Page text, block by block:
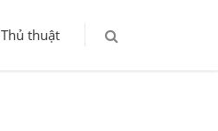
Thủ thuật